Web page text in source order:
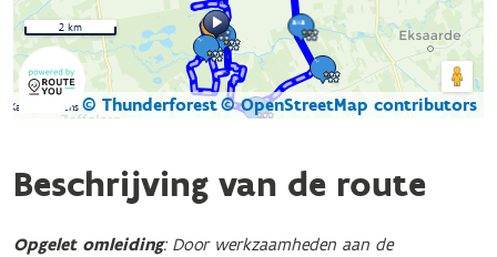
Kaartgegevens © Thunderforest© OpenStreetMap contributors
2 km
Beschrijving van de route
Opgelet omleiding: Door werkzaamheden aan de